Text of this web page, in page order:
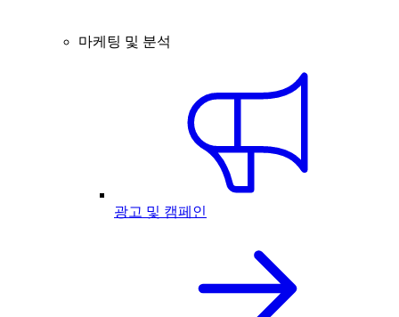
마케팅 및 분석
광고 및 캠페인